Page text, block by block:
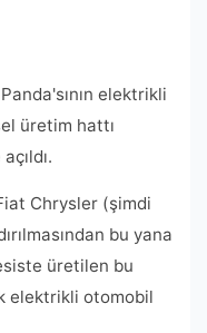
elektrikli
üretim hattı
Chrysler (şimdi
bu yana
üretilen bu
elektrikli otomobil